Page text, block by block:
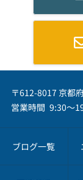
〒612-8017 京都
営業時間 9:30～
ブログ一覧